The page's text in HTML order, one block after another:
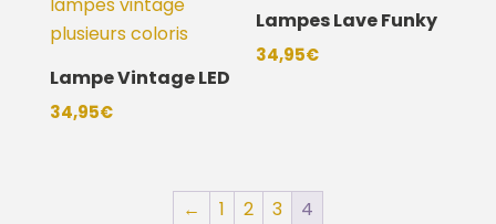
Lampe Vintage LED
34,95€
Lampes Lave Funky
34,95€
← 1 2 3 4